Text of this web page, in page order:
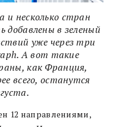
и несколько стран
добавлены в зеленый
уже через три
А вот такие
как Франция,
всего, останутся
12 направлениями,